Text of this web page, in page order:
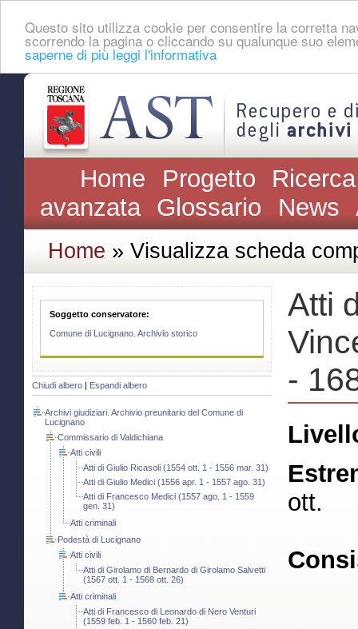
Questo sito utilizza cookie per consentire la corretta
scorrendo la pagina o cliccando su qualunque suo
saperne di più leggi l'informativa
Home Progetto
avanzata Glossario News
Home » Visualizza scheda
Soggetto conservatore:
Comune di Lucignano. Archivio storico
Chiudi albero Espandi albero
Archivi giudiziari. Archivio preunitario del Comune di
Lucignano
Commissario di Valdichiana
Atti civili
Atti di Giulio Ricasoli (1554 ott. 1 - 1556 mar. 31)
Atti di Giulio Medici (1556 apr. 1 - 1557 ago. 31)
Atti di Francesco Medici (1557 ago. 1 - 1559
gen. 31)
Atti criminali
Podestà di Lucignano
Atti civili
Atti di Girolamo di Bernardo di Girolamo Salvetti
(1567 ott. 1 - 1568 ott. 26)
Atti criminali
Atti di Francesco di Leonardo di Nero Venturi
(1559 feb. 1 - 1560 feb. 21)
Atti
-
ott.